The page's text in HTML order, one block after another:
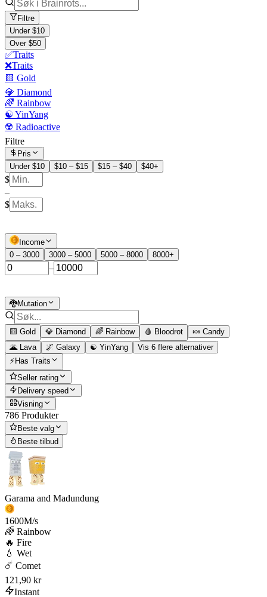
Filtre
Under $10
Over $50
✅Traits
❌Traits
🟨 Gold
💎 Diamond
🌈 Rainbow
☯️ YinYang
☢️ Radioactive
Filtre
Pris
Under $10
$10 – $15 $15 – $40 $40+
$
–
$
Income
0 – 3000
3000 – 5000 5000 – 8000 8000+
–
🐉Mutation
🟨 Gold 💎 Diamond 🌈 Rainbow 🩸 Bloodrot
🍬 Candy
🌋 Lava
🌌 Galaxy ☯️ YinYang
Vis 6 flere alternativer
⚡Has Traits
Seller rating
Delivery speed
Visning
786 Produkter
Beste valg
Beste tilbud
Garama and Madundung
1600M/s
🌈 Rainbow
🔥 Fire
💧 Wet
☄️ Comet
121,90 kr
Instant